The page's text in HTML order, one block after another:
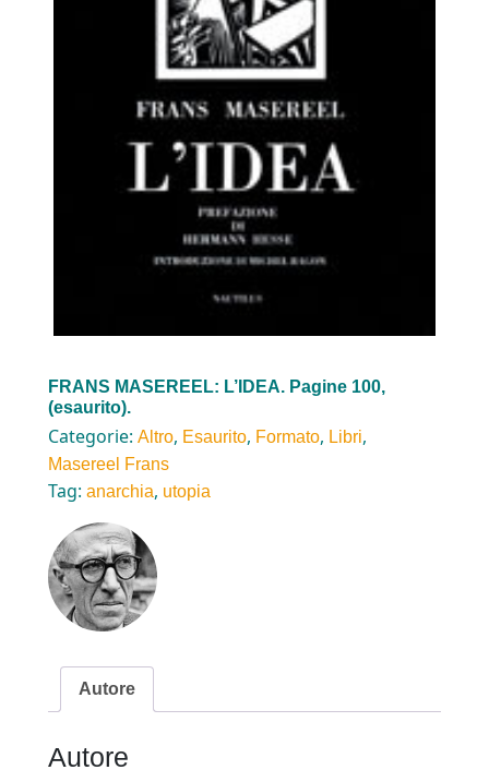
FRANS MASEREEL: L’IDEA. Pagine 100,
(esaurito).
Categorie: Altro, Esaurito, Formato, Libri,
Masereel Frans
Tag: anarchia, utopia
Autore
Autore